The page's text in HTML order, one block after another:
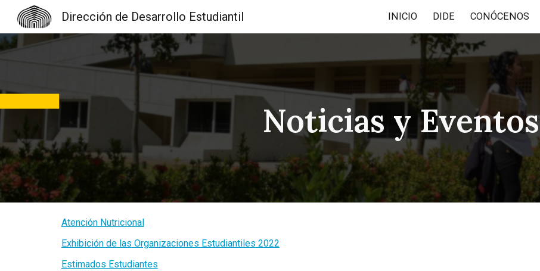
Skip to navigation
Dirección de Desarrollo Estudiantil INICIO DIDE CONÓCENOS
Noticias y Eventos
Atención Nutricional
Exhibición de las Organizaciones Estudiantiles 2022
Estimados Estudiantes